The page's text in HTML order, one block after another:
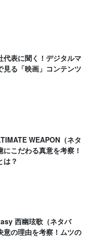
代表に聞く！デジタルマ
見る「映画」コンテンツ
WEAPON（ネタ
こだわる真意を考察！
は？
西幽玹歌（ネタバ
意の理由を考察！ムツの